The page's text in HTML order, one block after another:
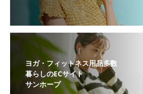
ヨガ・フィットネス用品多数
暮らしのECサイト
サンホープ